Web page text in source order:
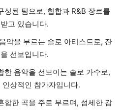
성된 팀으로, 힙합과 R&B 장르를
고 있습니다.
악을 부르는 솔로 아티스트로, 잔
선보입니다.
한 음악을 선보이는 솔로 가수로,
상적인 참가자입니다.
합한 곡을 주로 부르며, 섬세한 감